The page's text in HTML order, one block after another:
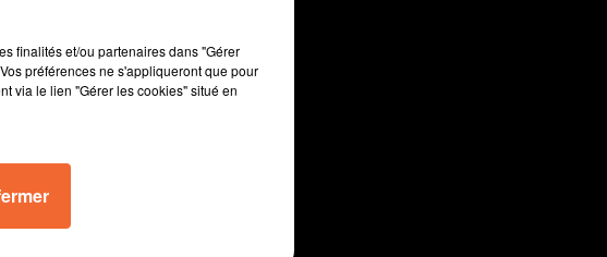
finalités et/ou partenaires dans "Gérer
préférences ne s'appliqueront que pour
via le lien "Gérer les cookies" situé en